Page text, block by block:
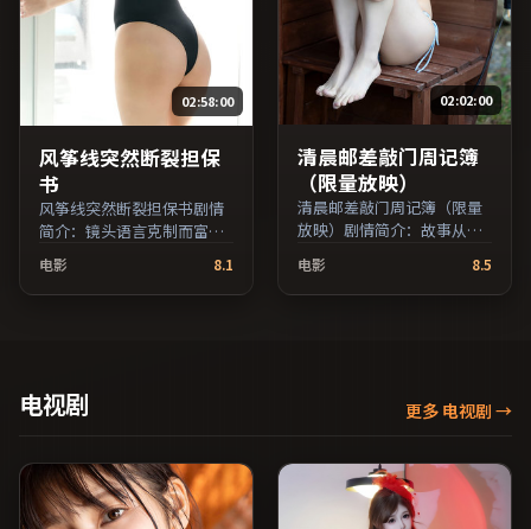
02:58:00
风筝线突然断裂担保
书
风筝线突然断裂担保书剧情
简介：镜头语言克制而富有
理的起伏；由诺兰执导，章
子怡、沈腾、刘亦菲等主
给喜爱现实主义叙事与人文
支持片名与演员交叉检
索。）
电影 8.1
02:02:00
清晨邮差敲门周记簿
（限量放映）
清晨邮差敲门周记簿（限量
放映）剧情简介：故事从一
作为隐性背景贯穿始终；由
魏斯·安德森执导，周冬
网络平台同步更新片源。上
资源大全免费条目索引，支
持片名与演员交叉检索。）
电影 8.5
电视剧 更多 电视剧 →